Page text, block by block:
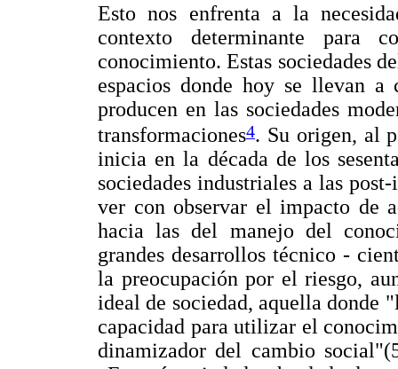
Esto nos enfrenta a la
contexto determinante para
conocimiento. Estas sociedades
espacios donde hoy se llevan a
producen en las sociedades
transformaciones4. Su origen, al
inicia en la década de los
sociedades industriales a las
ver con observar el impacto de
hacia las del manejo del
grandes desarrollos técnico -
la preocupación por el riesgo,
ideal de sociedad, aquella donde
capacidad para utilizar el
dinamizador del cambio